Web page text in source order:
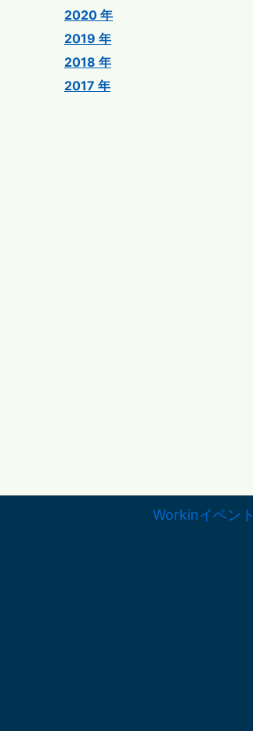
2020 年
2019 年
2018 年
2017 年
Workinイベント